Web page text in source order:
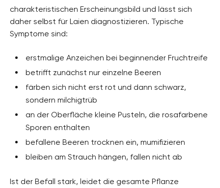
charakteristischen Erscheinungsbild und lässt sich
daher selbst für Laien diagnostizieren. Typische
Symptome sind:
erstmalige Anzeichen bei beginnender Fruchtreife
betrifft zunächst nur einzelne Beeren
färben sich nicht erst rot und dann schwarz,
sondern milchigtrüb
an der Oberfläche kleine Pusteln, die rosafarbene
Sporen enthalten
befallene Beeren trocknen ein, mumifizieren
bleiben am Strauch hängen, fallen nicht ab
Ist der Befall stark, leidet die gesamte Pflanze